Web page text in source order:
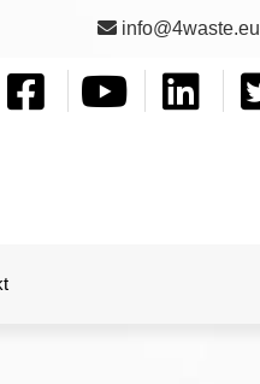
info@4waste.eu